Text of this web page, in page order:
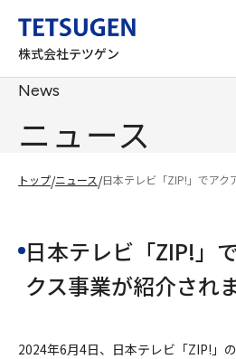
株式会社テツゲン
News
ニュース
トップ/ニュース/日本テレビ「ZIP!」でアク
日本テレビ「ZIP!」
クス事業が紹介され
2024年6月4日、日本テレビ「ZIP!」